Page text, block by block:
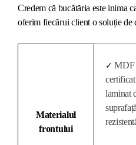
Credem că bucătăria este inima
oferim fiecărui client o soluție de
Materialul
frontului
✓MDF
laminat